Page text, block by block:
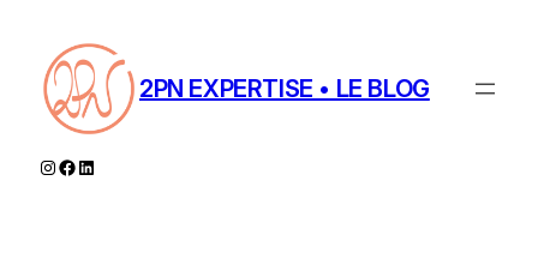
contenu
2PN EXPERTISE • LE BLOG
Instagram
Facebook
LinkedIn